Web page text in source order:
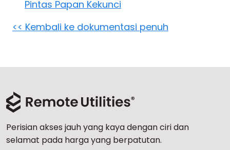
Pintas Papan Kekunci
<< Kembali ke dokumentasi penuh
Perisian akses jauh yang kaya dengan ciri dan
selamat pada harga yang berpatutan.
Awan & Di Dalam Premis